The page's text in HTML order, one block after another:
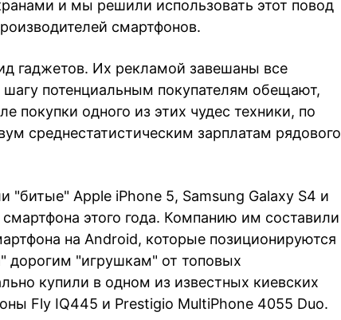
и мы решили использовать этот повод
смартфонов.
гаджетов. Их рекламой завешаны все
потенциальным покупателям обещают,
покупки одного из этих чудес техники, по
среднестатистическим зарплатам рядового
Apple iPhone 5, Samsung Galaxy S4 и
этого года. Компанию им составили
на Android, которые позиционируются
дорогим "игрушкам" от топовых
купили в одном из известных киевских
Fly IQ445 и Prestigio MultiPhone 4055 Duo.